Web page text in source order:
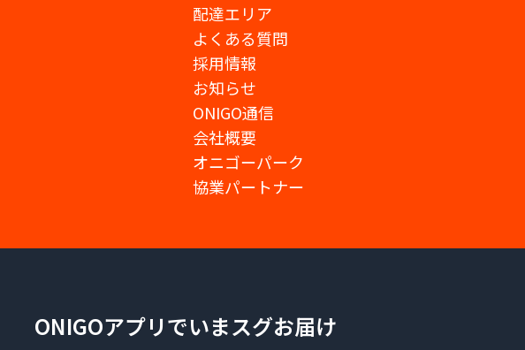
配達エリア
よくある質問
採用情報
お知らせ
ONIGO通信
会社概要
オニゴーパーク
協業パートナー
ONIGOアプリでいまスグお届け